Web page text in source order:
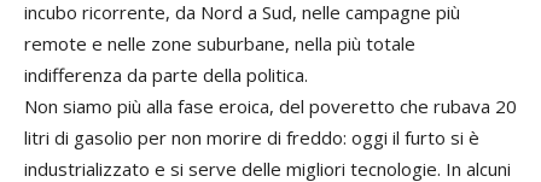
incubo ricorrente, da Nord a Sud, nelle campagne più
remote e nelle zone suburbane, nella più totale
indifferenza da parte della politica.
Non siamo più alla fase eroica, del poveretto che rubava 20
litri di gasolio per non morire di freddo: oggi il furto si è
industrializzato e si serve delle migliori tecnologie. In alcuni